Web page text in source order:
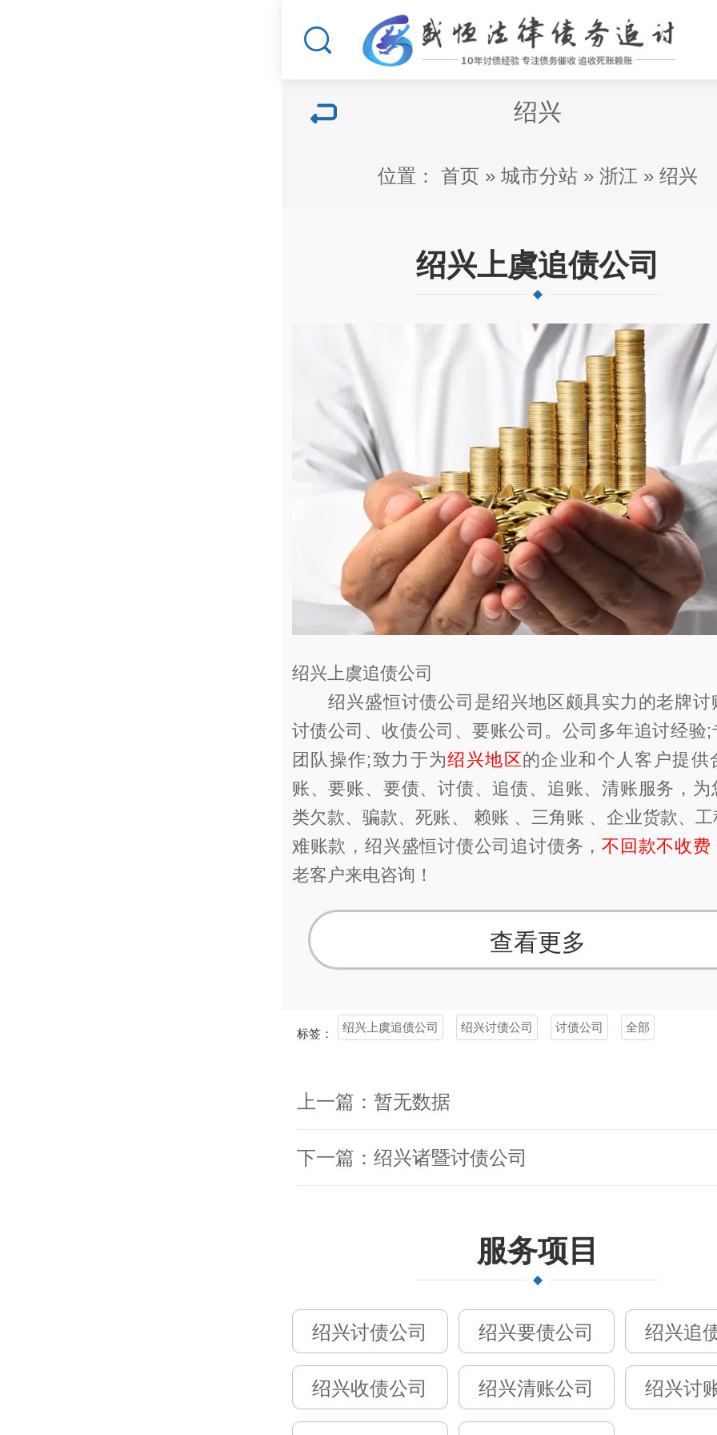
绍兴
位置： 首页 » 城市分站 » 浙江 » 绍兴
绍兴上虞追债公司
绍兴上虞追债公司
绍兴盛恒讨债公司是绍兴地区颇具实力的老牌讨
讨债公司、收债公司、要账公司。公司多年追讨经验;
团队操作;致力于为绍兴地区的企业和个人客户提供
账、要账、要债、讨债、追债、追账、清账服务，为
类欠款、骗款、死账、 赖账 、三角账 、企业货款、
难账款，绍兴盛恒讨债公司追讨债务，不回款不收费
老客户来电咨询！
查看更多
标签： 绍兴上虞追债公司 绍兴讨债公司 讨债公司 全部
上一篇：暂无数据
下一篇：绍兴诸暨讨债公司
服务项目
绍兴讨债公司 绍兴要债公司 绍兴追
绍兴收债公司 绍兴清账公司 绍兴讨